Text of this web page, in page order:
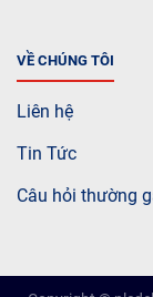
VỀ CHÚNG TÔI
Liên hệ
Tin Tức
Câu hỏi thường